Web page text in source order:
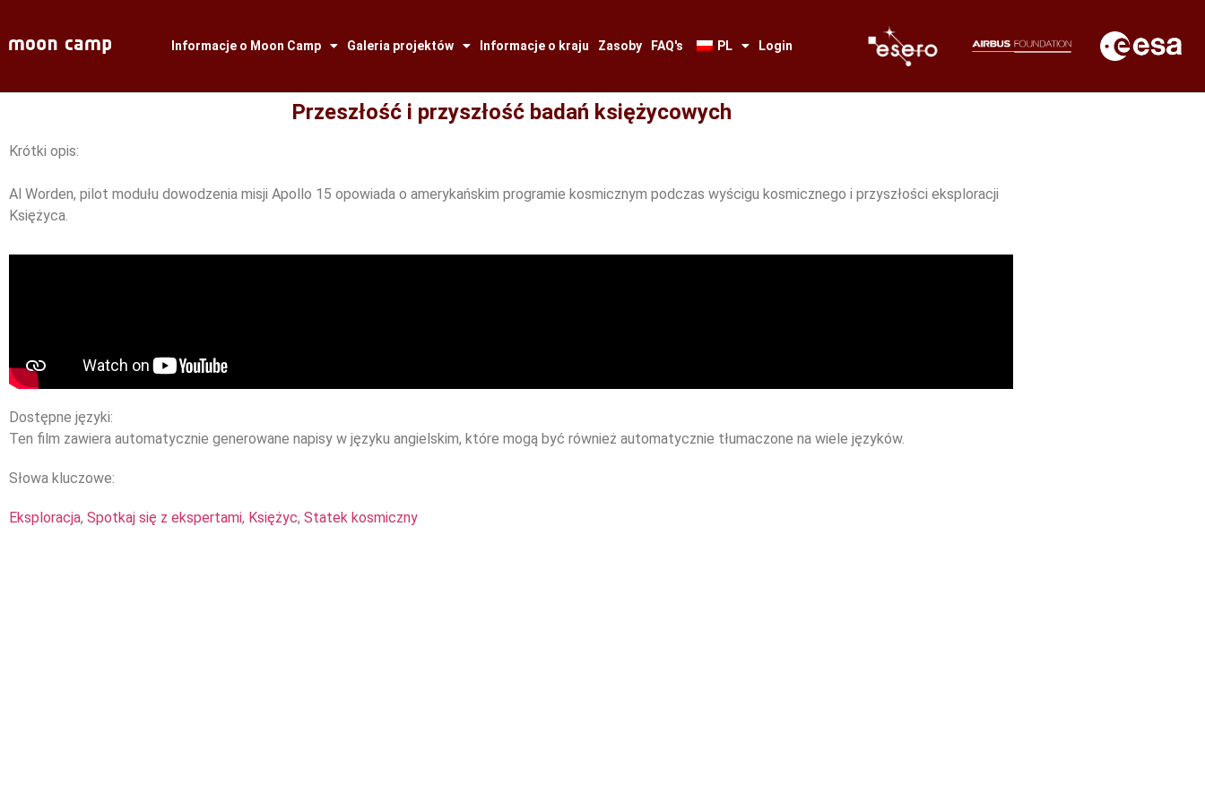
Informacje o Moon Camp Galeria projektów Informacje o kraju Zasoby FAQ's PL Login
Przeszłość i przyszłość badań księżycowych
Krótki opis:
Al Worden, pilot modułu dowodzenia misji Apollo 15 opowiada o amerykańskim programie kosmicznym podczas wyścigu kosmicznego i przyszłości eksploracji
Księżyca.
Dostępne języki:
Ten film zawiera automatycznie generowane napisy w języku angielskim, które mogą być również automatycznie tłumaczone na wiele języków.
Słowa kluczowe:
Eksploracja, Spotkaj się z ekspertami, Księżyc, Statek kosmiczny